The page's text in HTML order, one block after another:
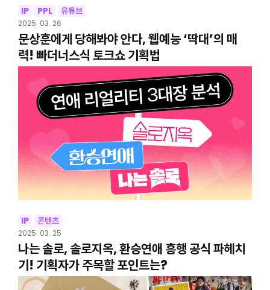
IP PPL 유튜브
2025. 03. 26
문상훈에게 당해봐야 안다, 웹예능 ‘딱대’의 매
력! 빠더너스식 토크쇼 기획법
IP 콘텐츠
2025. 03. 25
나는 솔로, 솔로지옥, 환승연애 흥행 공식 파헤치
기! 기획자가 주목할 포인트는?